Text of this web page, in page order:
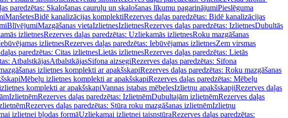
paredzētas: Skalošanas cauruļu un skalošanas līkumu pagarinājumiPieslēguma
ManšetesBidē kanalizācijas komplektiRezerves daļas paredzētas: Bidē kanalizācijas
BlīvējumiMazgāšanas vietaIzlietnesIzlietnesRezerves daļas paredzētas: IzlietnesDubultās
izlietnesRezerves daļas paredzētas: Uzliekamās izlietnesRoku mazgāšanas
izlietnesRezerves daļas paredzētas: Iebūvējamas izlietnesZem virsmas
paredzētas: Citas izlietnesLietās izlietnesRezerves daļas paredzētas: Lietās
AtbalstkājasAtbalstkājasSifona aizsegiRezerves daļas paredzētas: Sifona
izlietnes komplekti ar apakšskapiRezerves daļas paredzētas: Roku mazgāšanas
Mēbeļu izlietnes komplekti ar apakšskapiRezerves daļas paredzētas: Mēbeļu
komplekti ar apakšskapiVannas istabas mēbelesIzlietņu apakšskapjiRezerves daļas
IzlietnēmRezerves daļas paredzētas: IzlietnēmDubultajām izlietnēmRezerves daļas
Rezerves daļas paredzētas: Stūra roku mazgāšanas izlietnēmIzlietņu
izlietnei bļodas formāUzliekamai izlietnei taisnstūraRezerves daļas paredzētas: